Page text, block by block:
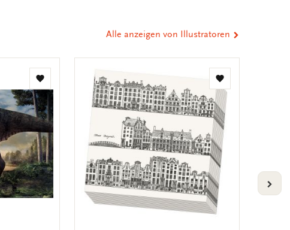
Alle anzeigen von Illustratoren
Zur
Wunschliste
hinzufügen
Zur
Wunschliste
hinzufügen